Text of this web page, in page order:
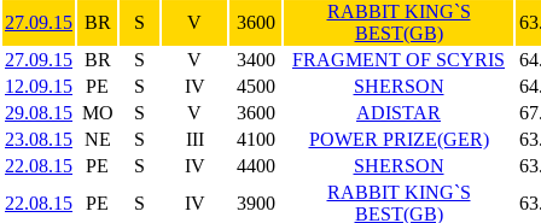
27.09.15 BR S V 3600
RABBIT KING`S
BEST(GB)
27.09.15 BR S V 3400 FRAGMENT OF SCYRIS
12.09.15
PE S IV 4500 SHERSON
29.08.15 MO S V 3600 ADISTAR
23.08.15 NE S III 4100 POWER PRIZE(GER)
22.08.15
PE S IV 4400 SHERSON
22.08.15
PE S IV 3900
RABBIT KING`S
BEST(GB)